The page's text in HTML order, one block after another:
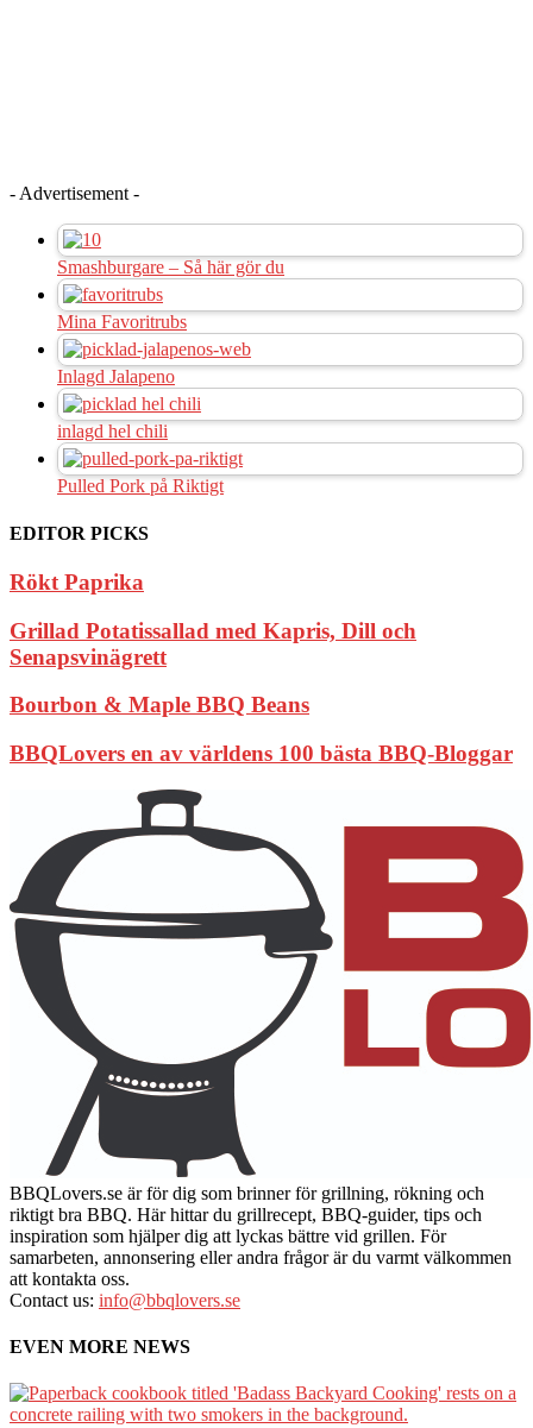
- Advertisement -
Smashburgare – Så här gör du
Mina Favoritrubs
Inlagd Jalapeno
inlagd hel chili
Pulled Pork på Riktigt
EDITOR PICKS
Rökt Paprika
Grillad Potatissallad med Kapris, Dill och
Senapsvinägrett
Bourbon & Maple BBQ Beans
BBQLovers en av världens 100 bästa BBQ-Bloggar
BBQLovers.se är för dig som brinner för grillning, rökning och
riktigt bra BBQ. Här hittar du grillrecept, BBQ-guider, tips och
inspiration som hjälper dig att lyckas bättre vid grillen. För
samarbeten, annonsering eller andra frågor är du varmt välkommen
att kontakta oss.
Contact us: info@bbqlovers.se
EVEN MORE NEWS